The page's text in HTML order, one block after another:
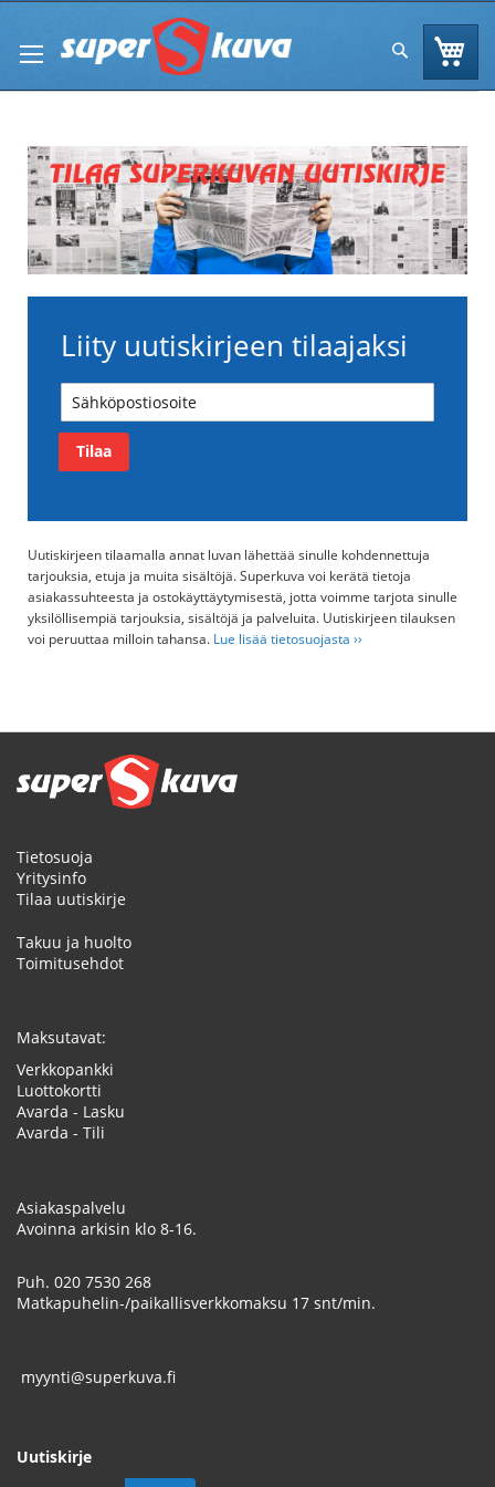
Content
Hae
Liity uutiskirjeen tilaajaksi
Tilaa
Uutiskirjeen tilaamalla annat luvan lähettää sinulle kohdennettuja
tarjouksia, etuja ja muita sisältöjä. Superkuva voi kerätä tietoja
asiakassuhteesta ja ostokäyttäytymisestä, jotta voimme tarjota sinulle
yksilöllisempiä tarjouksia, sisältöjä ja palveluita. Uutiskirjeen tilauksen
voi peruuttaa milloin tahansa. Lue lisää tietosuojasta ››
Tietosuoja
Yritysinfo
Tilaa uutiskirje
Takuu ja huolto
Toimitusehdot
Maksutavat:
Verkkopankki
Luottokortti
Avarda - Lasku
Avarda - Tili
Asiakaspalvelu
Avoinna arkisin klo 8-16.
Puh. 020 7530 268
Matkapuhelin-/paikallisverkkomaksu 17 snt/min.
myynti@superkuva.fi
Uutiskirje